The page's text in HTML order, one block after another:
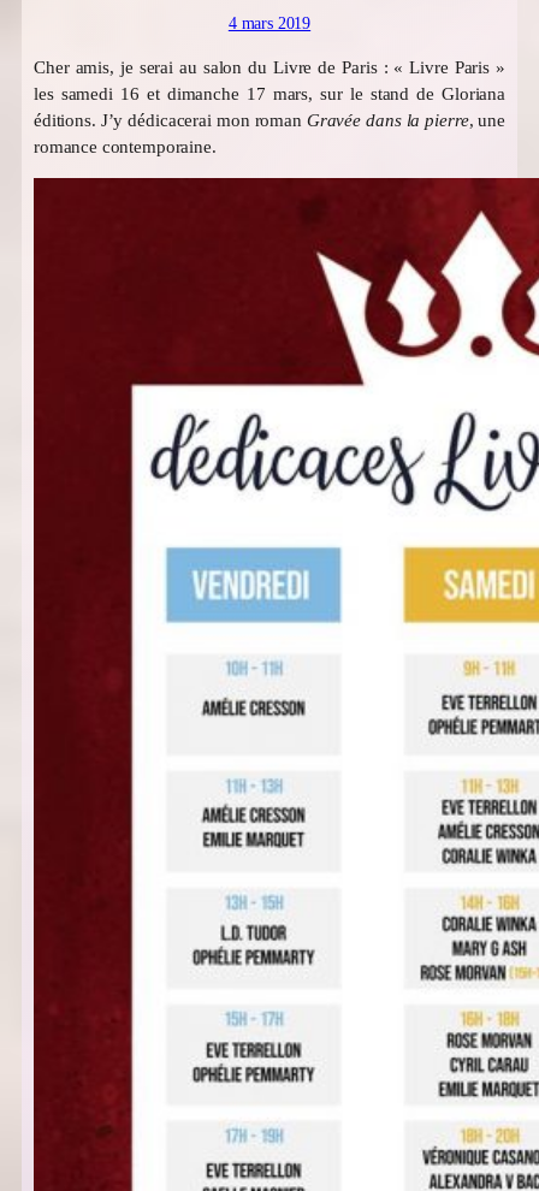
4 mars 2019
Cher amis, je serai au salon du Livre de Paris : « Livre Paris »
les samedi 16 et dimanche 17 mars, sur le stand de Gloriana
éditions. J’y dédicacerai mon roman Gravée dans la pierre, une
romance contemporaine.